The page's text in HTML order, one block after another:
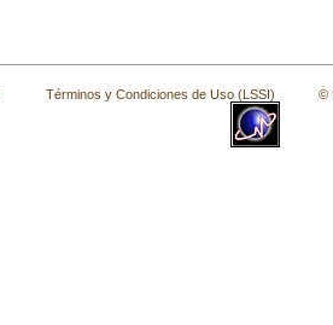
Términos y Condiciones de Uso (LSSI) © La